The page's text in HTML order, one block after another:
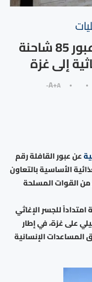
“الخيرية الهاشمية”: عبور 85 شاحنة
إلى غزة
A+A-
عن عبور القافلة رقم
الأساسية بالتعاون
من القوات المسلحة
التي تضم 85 شاحنة امتداداً للجسر الإغاثي
على غزة، في إطار
المساعدات الإنسانية